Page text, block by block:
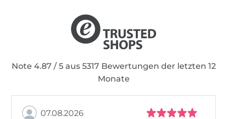
Note 4.87 / 5 aus 5317 Bewertungen der letzten 12
Monate
07.08.2026